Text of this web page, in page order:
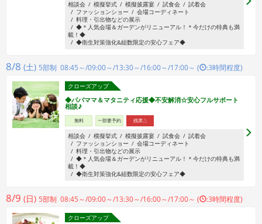
相談会 模擬挙式 模擬披露宴 試食会
試着会
ファッションショー
会場コーディネート
料理・引出物などの展示
◆＊人気会場＆ガーデンがリニューアル！＊今だけの特典も満
載！◆
◆衛生対策強化&組数限定の安心フェア◆
8/8 (土) 5部制 08:45～/09:00～/13:30～/16:00～/17:00～ ( :3時間程度)
クローズアップ
◆パパママ＆マタニティ応援◆不安解消☆安心フルサポート
相談♪
無料 一部要予約 残席△
相談会 模擬挙式 模擬披露宴 試食会
試着会
ファッションショー
会場コーディネート
料理・引出物などの展示
◆＊人気会場＆ガーデンがリニューアル！＊今だけの特典も満
載！◆
◆衛生対策強化&組数限定の安心フェア◆
8/9 (日) 5部制 08:45～/09:00～/13:30～/16:00～/17:00～ ( :3時間程度)
クローズアップ